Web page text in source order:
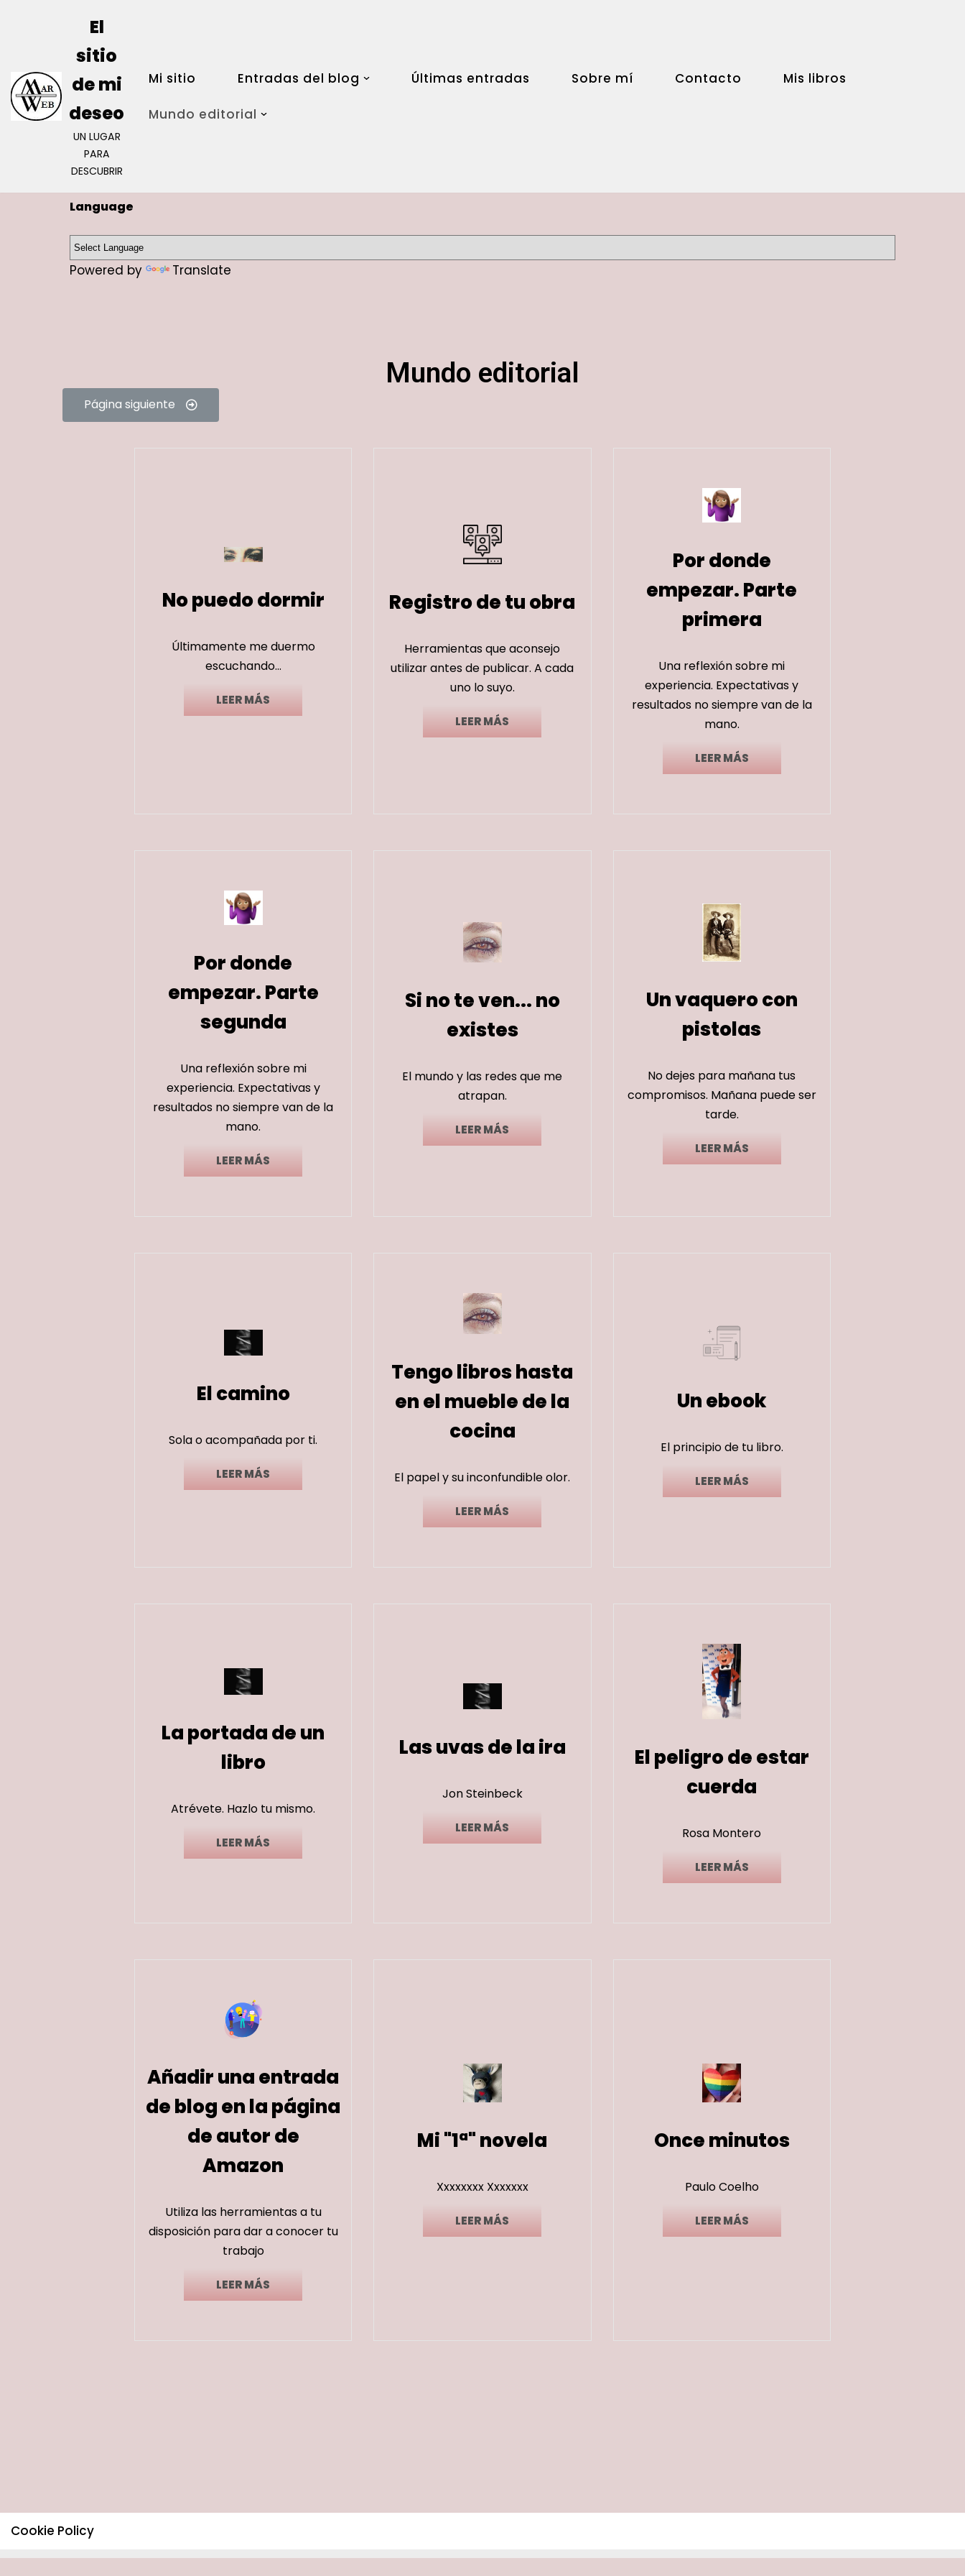
contenido
El
sitio
de mi
deseo
UN LUGAR
PARA
DESCUBRIR
Mi sitio Entradas del blog Últimas entradas Sobre mí Contacto Mis libros
Mundo editorial
Language
Powered by Translate
Mundo editorial
Página siguiente
No puedo dormir
Últimamente me duermo
escuchando...
LEER MÁS
Registro de tu obra
Herramientas que aconsejo
utilizar antes de publicar. A cada
uno lo suyo.
LEER MÁS
Por donde
empezar. Parte
primera
Una reflexión sobre mi
experiencia. Expectativas y
resultados no siempre van de la
mano.
LEER MÁS
Por donde
empezar. Parte
segunda
Una reflexión sobre mi
experiencia. Expectativas y
resultados no siempre van de la
mano.
LEER MÁS
Si no te ven... no
existes
El mundo y las redes que me
atrapan.
LEER MÁS
Un vaquero con
pistolas
No dejes para mañana tus
compromisos. Mañana puede ser
tarde.
LEER MÁS
El camino
Sola o acompañada por ti.
LEER MÁS
Tengo libros hasta
en el mueble de la
cocina
El papel y su inconfundible olor.
LEER MÁS
Un ebook
El principio de tu libro.
LEER MÁS
La portada de un
libro
Atrévete. Hazlo tu mismo.
LEER MÁS
Las uvas de la ira
Jon Steinbeck
LEER MÁS
El peligro de estar
cuerda
Rosa Montero
LEER MÁS
Añadir una entrada
de blog en la página
de autor de
Amazon
Utiliza las herramientas a tu
disposición para dar a conocer tu
trabajo
LEER MÁS
Mi "1ª" novela
Xxxxxxxx Xxxxxxx
LEER MÁS
Once minutos
Paulo Coelho
LEER MÁS
Cookie Policy